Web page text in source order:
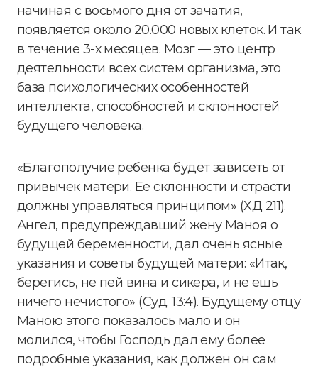
начиная с восьмого дня от зачатия,
появляется около 20.000 новых клеток. И так
в течение 3-х месяцев. Мозг — это центр
деятельности всех систем организма, это
база психологических особенностей
интеллекта, способностей и склонностей
будущего человека.
«Благополучие ребенка будет зависеть от
привычек матери. Ее склонности и страсти
должны управляться принципом» (ХД 211).
Ангел, предупреждавший жену Маноя о
будущей беременности, дал очень ясные
указания и советы будущей матери: «Итак,
берегись, не пей вина и сикера, и не ешь
ничего нечистого» (Суд. 13:4). Будущему отцу
Маною этого показалось мало и он
молился, чтобы Господь дал ему более
подробные указания, как должен он сам